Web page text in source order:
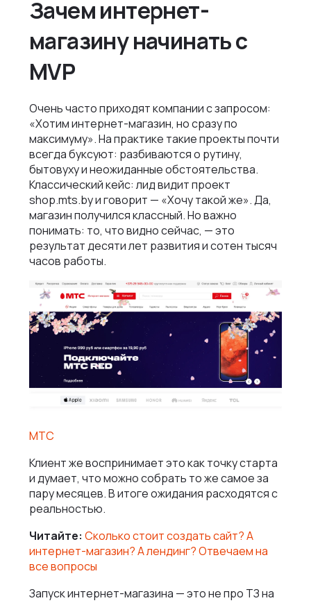
Как мы ведем проекты
Новости
Политика конфиденциальности
Контакты
Интеграции и омниканальность
Интеграция в вашу команду
UX\UI-дизайн и проектирование
Платформа e-commerce на Laravel
Разработка на 1С‑Битрикс
Разработка конфигураторов
Интернет-магазин для селлеров WB и Ozon
Ритейл
Телеком
Блог
Контакты
info@nineseven.ru
Минск, Тимирязева 72/1
Москва, 2-я Тверская-Ямская 18, помещ.
7/2
Зачем интернет-
магазину начинать с
MVP
Очень часто приходят компании с запросом:
«Хотим интернет-магазин, но сразу по
максимуму». На практике такие проекты почти
всегда буксуют: разбиваются о рутину,
бытовуху и неожиданные обстоятельства.
Классический кейс: лид видит проект
shop.mts.by и говорит — «Хочу такой же». Да,
магазин получился классный. Но важно
понимать: то, что видно сейчас, — это
результат десяти лет развития и сотен тысяч
часов работы.
МТС
Клиент же воспринимает это как точку старта
и думает, что можно собрать то же самое за
пару месяцев. В итоге ожидания расходятся с
реальностью.
Читайте: Сколько стоит создать сайт? А
интернет-магазин? А лендинг? Отвечаем на
все вопросы
Запуск интернет-магазина — это не про ТЗ на